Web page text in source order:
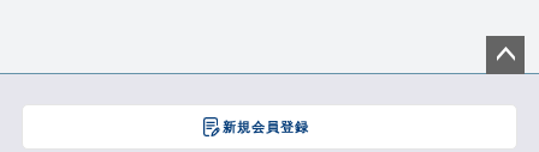
新規会員登録
ジト